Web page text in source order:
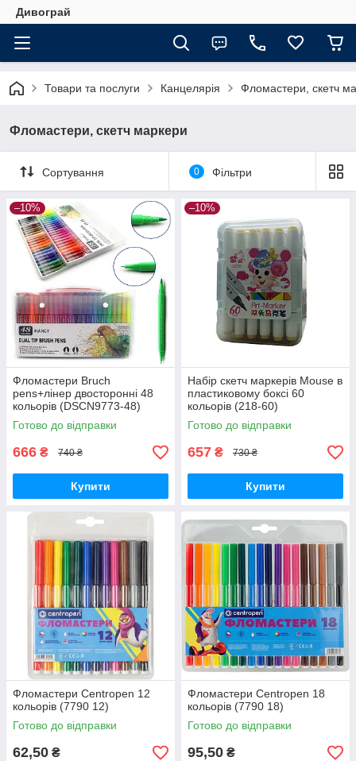
Дивограй
Товари та послуги Канцелярія Фломастери, скетч
Фломастери, скетч маркери
Сортування 0 Фільтри
–10%
Фломастери Bruch
pens+лінер двосторонні 48
кольорів (DSCN9773-48)
Готово до відправки
666 ₴ 740 ₴
Купити
–10%
Набір скетч маркерів Mouse в
пластиковому боксі 60
кольорів (218-60)
Готово до відправки
657 ₴ 730 ₴
Купити
Фломастери Centropen 12
кольорів (7790 12)
Готово до відправки
62,50 ₴
Фломастери Centropen 18
кольорів (7790 18)
Готово до відправки
95,50 ₴